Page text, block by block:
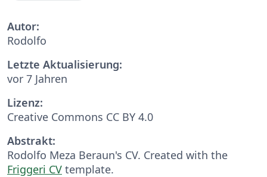
Autor:
Rodolfo
Letzte Aktualisierung:
vor 7 Jahren
Lizenz:
Creative Commons CC BY 4.0
Abstrakt:
Rodolfo Meza Beraun's CV. Created with the
Friggeri CV template.